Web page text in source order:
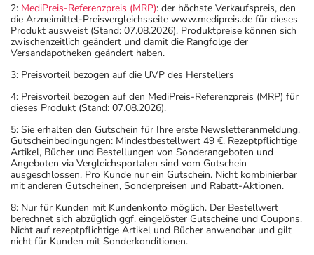
2: MediPreis-Referenzpreis (MRP): der höchste Verkaufspreis, den
die Arzneimittel-Preisvergleichsseite www.medipreis.de für dieses
Produkt ausweist (Stand: 07.08.2026). Produktpreise können sich
zwischenzeitlich geändert und damit die Rangfolge der
Versandapotheken geändert haben.
3: Preisvorteil bezogen auf die UVP des Herstellers
4: Preisvorteil bezogen auf den MediPreis-Referenzpreis (MRP) für
dieses Produkt (Stand: 07.08.2026).
5: Sie erhalten den Gutschein für Ihre erste Newsletteranmeldung.
Gutscheinbedingungen: Mindestbestellwert 49 €. Rezeptpflichtige
Artikel, Bücher und Bestellungen von Sonderangeboten und
Angeboten via Vergleichsportalen sind vom Gutschein
ausgeschlossen. Pro Kunde nur ein Gutschein. Nicht kombinierbar
mit anderen Gutscheinen, Sonderpreisen und Rabatt-Aktionen.
8: Nur für Kunden mit Kundenkonto möglich. Der Bestellwert
berechnet sich abzüglich ggf. eingelöster Gutscheine und Coupons.
Nicht auf rezeptpflichtige Artikel und Bücher anwendbar und gilt
nicht für Kunden mit Sonderkonditionen.